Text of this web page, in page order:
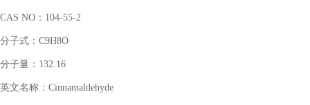
CAS NO ： 104-55-2
分子式： C9H8O
分子量： 132.16
英文名称： Cinnamaldehyde